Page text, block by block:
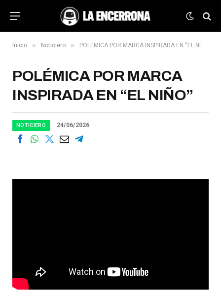
Inicio » Noticiero » POLÉMICA POR MARCA INSPIRADA EN “EL NIÑO”
POLÉMICA POR MARCA
INSPIRADA EN “EL NIÑO”
NOTICIERO 24/06/2026